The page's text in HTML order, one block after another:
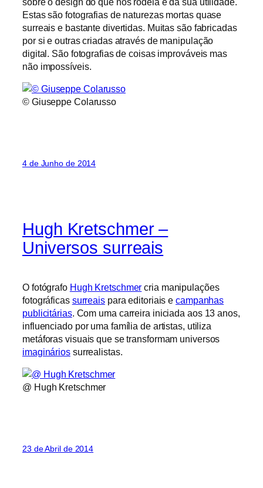
Estas são fotografias de naturezas mortas quase
surreais e bastante divertidas. Muitas são fabricadas
por si e outras criadas através de manipulação
digital. São fotografias de coisas improváveis mas
não impossíveis.
© Giuseppe Colarusso
4 de Junho de 2014
Hugh Kretschmer –
Universos surreais
O fotógrafo Hugh Kretschmer cria manipulações
fotográficas surreaispara editoriais ecampanhas
publicitárias. Com uma carreira iniciada aos 13 anos,
influenciado por uma família de artistas, utiliza
metáforas visuais que se transformam universos
imagináriossurrealistas.
@ Hugh Kretschmer
23 de Abril de 2014